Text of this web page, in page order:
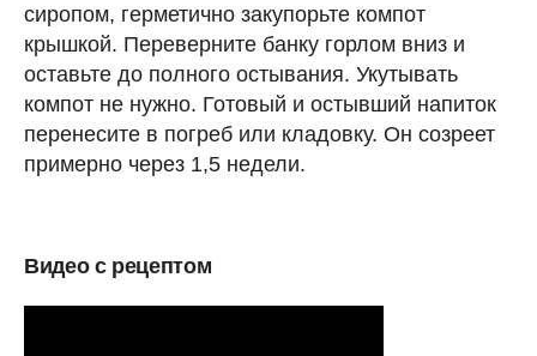
сиропом, герметично закупорьте компот
крышкой. Переверните банку горлом вниз и
оставьте до полного остывания. Укутывать
компот не нужно. Готовый и остывший напиток
перенесите в погреб или кладовку. Он созреет
примерно через 1,5 недели.
Видео с рецептом